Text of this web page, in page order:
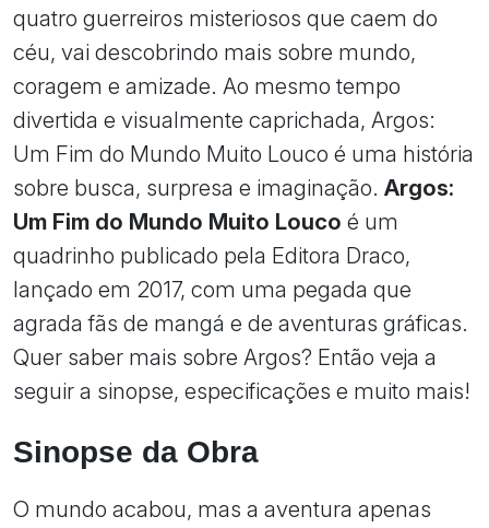
quatro guerreiros misteriosos que caem do
céu, vai descobrindo mais sobre mundo,
coragem e amizade. Ao mesmo tempo
divertida e visualmente caprichada, Argos:
Um Fim do Mundo Muito Louco é uma história
sobre busca, surpresa e imaginação. Argos:
Um Fim do Mundo Muito Louco é um
quadrinho publicado pela Editora Draco,
lançado em 2017, com uma pegada que
agrada fãs de mangá e de aventuras gráficas.
Quer saber mais sobre Argos? Então veja a
seguir a sinopse, especificações e muito mais!
Sinopse da Obra
O mundo acabou, mas a aventura apenas